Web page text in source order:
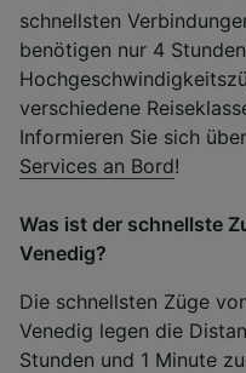
schnellsten
benötigen nur 4
verschiedene
Informieren Sie sich
Services an Bord!
Was ist der schnellste
Venedig?
Die schnellsten Züge
Venedig legen die
Stunden und 1 Minute